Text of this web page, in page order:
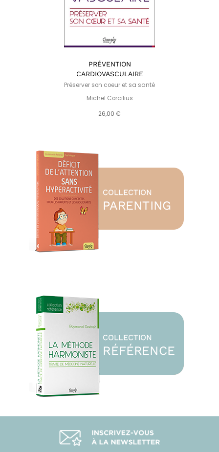
PRÉVENTION
CARDIOVASCULAIRE
Préserver son coeur et sa santé
Michel Corcilius
26,00 €